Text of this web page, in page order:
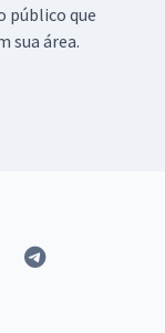
público que
sua área.